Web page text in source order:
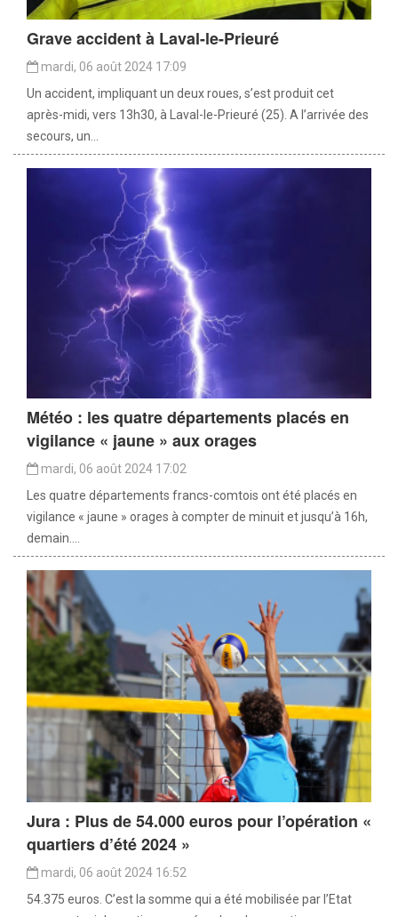
Grave accident à Laval-le-Prieuré
mardi, 06 août 2024 17:09
Un accident, impliquant un deux roues, s’est produit cet
après-midi, vers 13h30, à Laval-le-Prieuré (25). A l’arrivée des
secours, un...
Météo : les quatre départements placés en
vigilance « jaune » aux orages
mardi, 06 août 2024 17:02
Les quatre départements francs-comtois ont été placés en
vigilance « jaune » orages à compter de minuit et jusqu’à 16h,
demain....
Jura : Plus de 54.000 euros pour l’opération «
quartiers d’été 2024 »
mardi, 06 août 2024 16:52
54.375 euros. C’est la somme qui a été mobilisée par l’Etat